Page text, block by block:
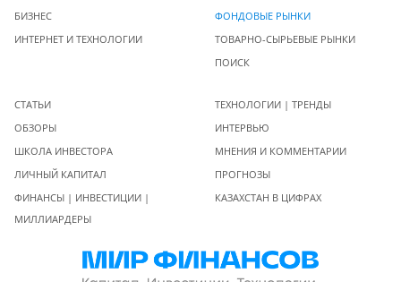
БИЗНЕС
ИНТЕРНЕТ И ТЕХНОЛОГИИ
ФОНДОВЫЕ РЫНКИ
ТОВАРНО-СЫРЬЕВЫЕ РЫНКИ
ПОИСК
СТАТЬИ
ОБЗОРЫ
ШКОЛА ИНВЕСТОРА
ЛИЧНЫЙ КАПИТАЛ
ФИНАНСЫ | ИНВЕСТИЦИИ |
МИЛЛИАРДЕРЫ
ТЕХНОЛОГИИ | ТРЕНДЫ
ИНТЕРВЬЮ
МНЕНИЯ И КОММЕНТАРИИ
ПРОГНОЗЫ
КАЗАХСТАН В ЦИФРАХ